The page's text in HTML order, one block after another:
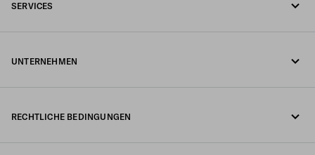
SERVICES
UNTERNEHMEN
RECHTLICHE BEDINGUNGEN